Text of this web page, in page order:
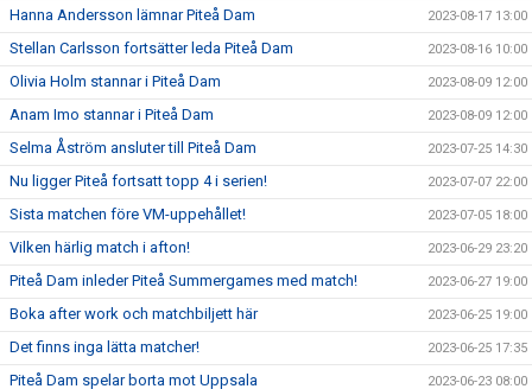
Hanna Andersson lämnar Piteå Dam 2023-08-17 13:00
Stellan Carlsson fortsätter leda Piteå Dam 2023-08-16 10:00
Olivia Holm stannar i Piteå Dam 2023-08-09 12:00
Anam Imo stannar i Piteå Dam 2023-08-09 12:00
Selma Åström ansluter till Piteå Dam 2023-07-25 14:30
Nu ligger Piteå fortsatt topp 4 i serien! 2023-07-07 22:00
Sista matchen före VM-uppehållet! 2023-07-05 18:00
Vilken härlig match i afton! 2023-06-29 23:20
Piteå Dam inleder Piteå Summergames med match! 2023-06-27 19:00
Boka after work och matchbiljett här 2023-06-25 19:00
Det finns inga lätta matcher! 2023-06-25 17:35
Piteå Dam spelar borta mot Uppsala 2023-06-23 08:00